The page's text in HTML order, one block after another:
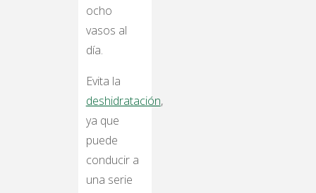
ocho
vasos al
día.
Evita la
deshidratación,
ya que
puede
conducir a
una serie